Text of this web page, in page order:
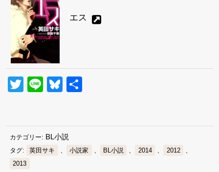
エス
Twitter
LineBluesky
カテゴリー: BL小説
タグ: 英田サキ 小説家 BL小説 2014 2012
2013